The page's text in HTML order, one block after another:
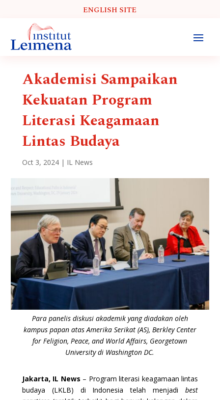
ENGLISH SITE
Akademisi Sampaikan
Kekuatan Program
Literasi Keagamaan
Lintas Budaya
Oct 3, 2024| IL News
Para panelis diskusi akademik yang diadakan oleh
kampus papan atas Amerika Serikat (AS), Berkley Center
for Feligion, Peace, and World Affairs, Georgetown
University di Washington DC.
Jakarta, IL News – Program literasi keagamaan lintas
budaya (LKLB) di Indonesia telah menjadi
best